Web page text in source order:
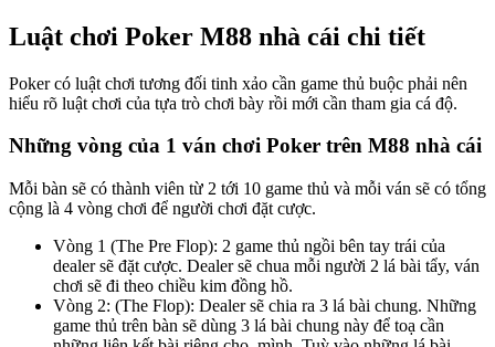
Luật chơi Poker M88 nhà cái chi tiết
Poker có luật chơi tương đối tinh xảo cần game thủ buộc phải nên
hiểu rõ luật chơi của tựa trò chơi bày rồi mới cần tham gia cá độ.
Những vòng của 1 ván chơi Poker trên M88 nhà cái
Mỗi bàn sẽ có thành viên từ 2 tới 10 game thủ và mỗi ván sẽ có tổng
cộng là 4 vòng chơi để người chơi đặt cược.
Vòng 1 (The Pre Flop): 2 game thủ ngồi bên tay trái của
dealer sẽ đặt cược. Dealer sẽ chua mỗi người 2 lá bài tẩy, ván
chơi sẽ đi theo chiều kim đồng hồ.
Vòng 2: (The Flop): Dealer sẽ chia ra 3 lá bài chung. Những
game thủ trên bàn sẽ dùng 3 lá bài chung này để toạ cần